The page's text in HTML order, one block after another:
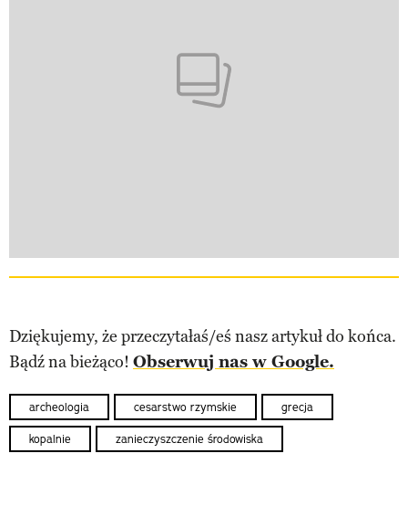
Dziękujemy, że przeczytałaś/eś nasz artykuł do końca.
Bądź na bieżąco! Obserwuj nas w Google.
archeologia cesarstwo rzymskie grecja
kopalnie zanieczyszczenie środowiska